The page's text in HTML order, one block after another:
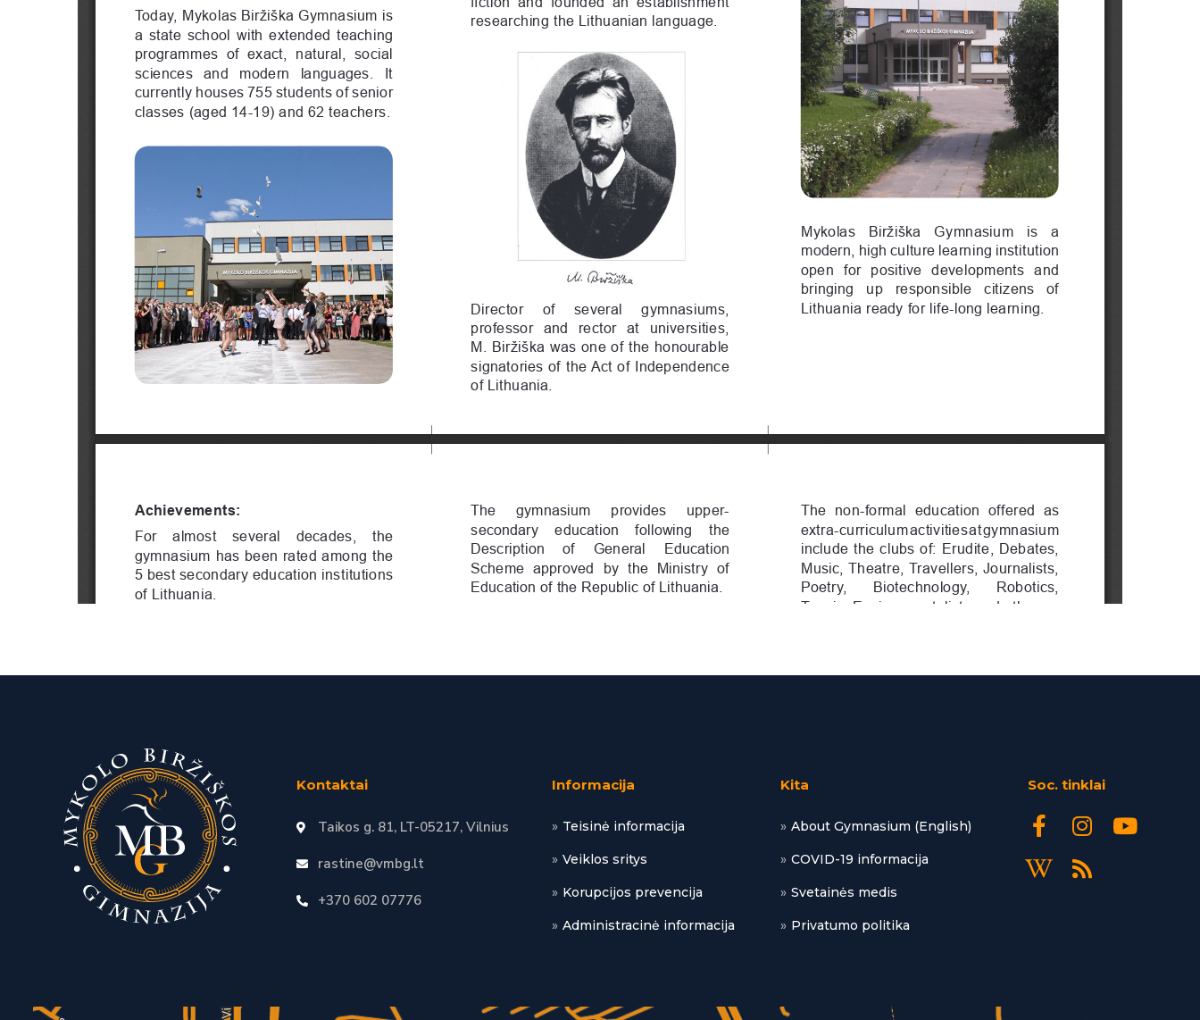
Kontaktai
Taikos g. 81, LT-05217, Vilnius
rastine@vmbg.lt
+370 602 07776
Informacija
Teisinė informacija
Veiklos sritys
Korupcijos prevencija
Administracinė informacija
Kita
About Gymnasium (English)
COVID-19 informacija
Svetainės medis
Privatumo politika
Soc. tinklai